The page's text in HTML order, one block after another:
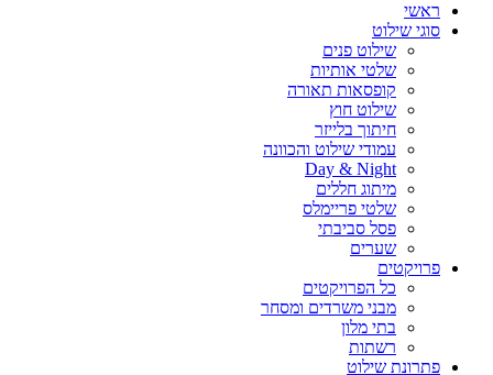
ראשי
סוגי שילוט
שילוט פנים
שלטי אותיות
קופסאות תאורה
שילוט חוץ
חיתוך בלייזר
עמודי שילוט והכוונה
Day & Night
מיתוג חללים
שלטי פריימלס
פסל סביבתי
שערים
פרויקטים
כל הפרויקטים
מבני משרדים ומסחר
בתי מלון
רשתות
פתרונת שילוט